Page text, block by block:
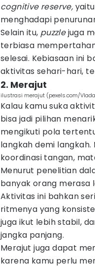
cognitive reserve,
menghadapi
Selain itu, puzzlejuga
terbiasa
selesai. Kebiasaan ini
aktivitas sehari-hari,
2. Merajut
ilustrasi merajut (pexels.com/
Kalau kamu suka
bisa jadi pilihan
mengikuti pola
langkah demi
koordinasi tangan,
Menurut penelitian
banyak orang merasa
Aktivitas ini bahkan
ritmenya yang
juga ikut lebih stabil,
jangka panjang.
Merajut juga dapat
karena kamu perlu